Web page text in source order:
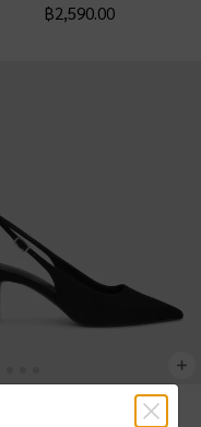
฿2,590.00